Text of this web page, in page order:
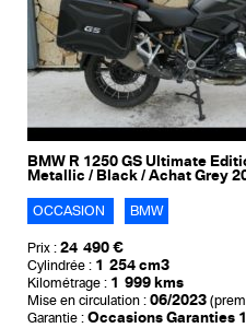
BMW R 1250 GS Ultimate
Metallic / Black / Achat Grey
OCCASION BMW
Prix : 24 490 €
Cylindrée : 1 254 cm3
Kilométrage : 1 999 kms
Mise en circulation : 06/2023
Garantie : Occasions Garanties